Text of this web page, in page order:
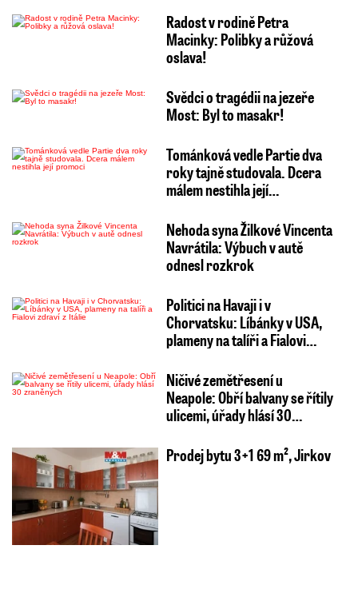
Radost v rodině Petra
Macinky: Polibky a růžová
oslava!
Svědci o tragédii na jezeře
Most: Byl to masakr!
Tománková vedle Partie dva
roky tajně studovala. Dcera
málem nestihla její…
Nehoda syna Žilkové Vincenta
Navrátila: Výbuch v autě
odnesl rozkrok
Politici na Havaji i v
Chorvatsku: Líbánky v USA,
plameny na talíři a Fialovi…
Ničivé zemětřesení u
Neapole: Obří balvany se řítily
ulicemi, úřady hlásí 30…
Prodej bytu 3+1 69 m², Jirkov